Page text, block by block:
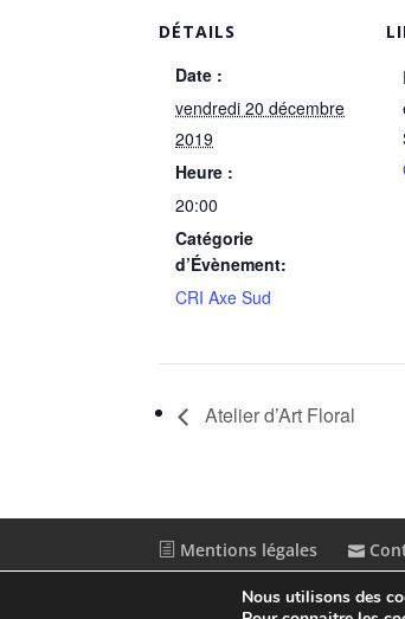
DÉTAILS
Date :
vendredi 20 décembre
2019
Heure :
20:00
Catégorie
d’Évènement:
CRI Axe Sud
Atelier d’Art Floral
Mentions légales
© ConceptionAgence
Nous utilisons des